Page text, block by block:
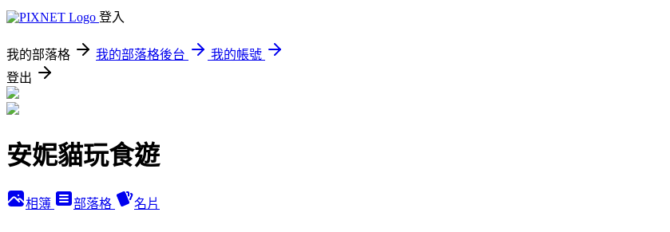
登入
我的部落格 我的部落格後台
我的帳號
登出
安妮貓玩食遊
相簿 部落格 名片